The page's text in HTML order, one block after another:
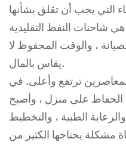
التي يجب أن تقلق بشأنها
شاحنات النفط التقليدية
، والوقت المحفوظ لا
يقاس بالمال.
ترتفع وأعلى. في
على منزل ، وأصبح
الطبية ، والتخطيط
مشكلة يحتاجها الكثير من